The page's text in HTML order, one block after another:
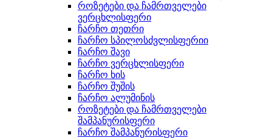
როზეტები და ჩამრთველები
ვერცხლისფერი
ჩარჩო თეთრი
ჩარჩო სპილოსძვლისფერიი
ჩარჩო შავი
ჩარჩო ვერცხლისფერი
ჩარჩო ხის
ჩარჩო შუშის
ჩარჩო ალუმინის
როზეტები და ჩამრთველები
შამპანურისფერი
ჩარჩო შამპანურისფერი